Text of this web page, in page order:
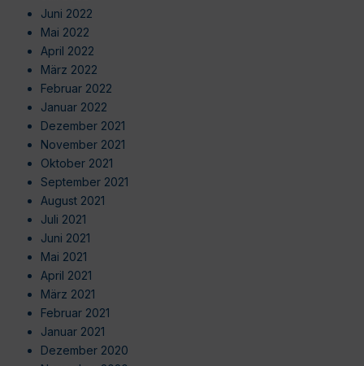
Juni 2022
Mai 2022
April 2022
März 2022
Februar 2022
Januar 2022
Dezember 2021
November 2021
Oktober 2021
September 2021
August 2021
Juli 2021
Juni 2021
Mai 2021
April 2021
März 2021
Februar 2021
Januar 2021
Dezember 2020